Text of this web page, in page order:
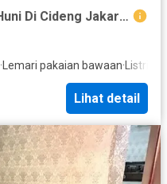
Disewa Rumah Mewah Siap Huni Di Cideng Jakarta Pusat
·Lemari pakaian bawaan·Listrik
Lihat detail